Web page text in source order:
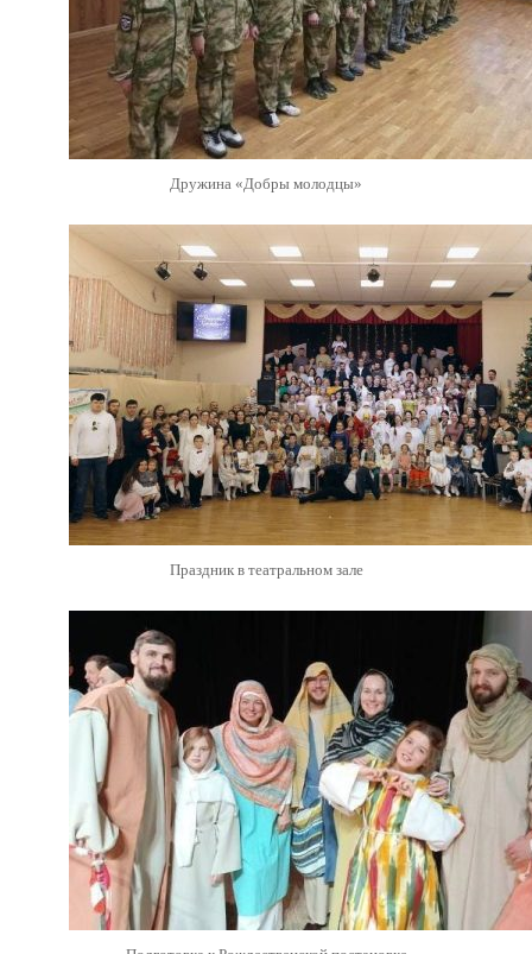
Дружина «Добры молодцы»
Праздник в театральном зале